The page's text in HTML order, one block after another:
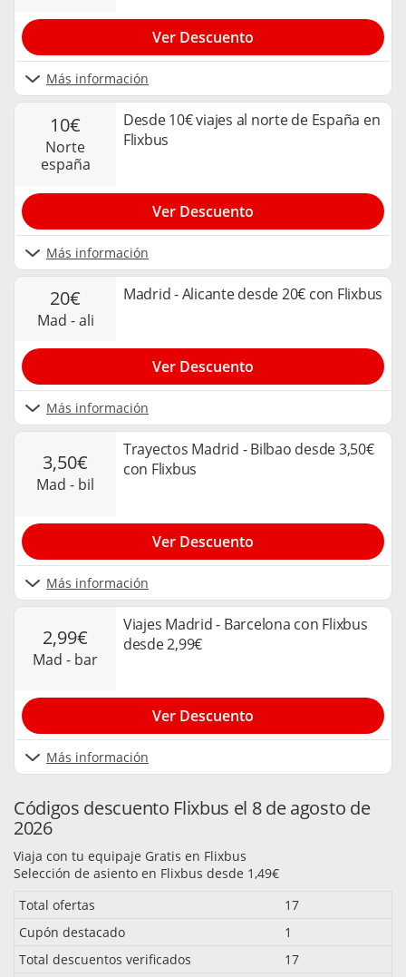
Más información
Ver Descuento
10€
norte
españa
Desde 10€ viajes al norte de España en
Flixbus
Más información
Ver Descuento
20€
mad - ali
Madrid - Alicante desde 20€ con Flixbus
Más información
Ver Descuento
3,50€
mad - bil
Trayectos Madrid - Bilbao desde 3,50€
con Flixbus
Más información
Ver Descuento
2,99€
mad - bar
Viajes Madrid - Barcelona con Flixbus
desde 2,99€
Más información
Ver Descuento
Códigos descuento Flixbus el 8 de agosto de
2026
Viaja con tu equipaje Gratis en Flixbus
Selección de asiento en Flixbus desde 1,49€
Total ofertas
17
Cupón destacado
1
Total descuentos verificados
17